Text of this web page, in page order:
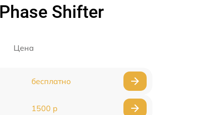
Shifter
Цена
бесплатно
1500 р